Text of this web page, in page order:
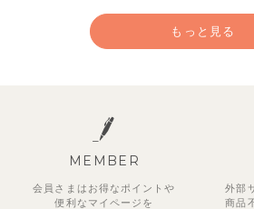
もっと見る
MEMBER
会員さまはお得なポイントや
便利な マイページを
外部
商品